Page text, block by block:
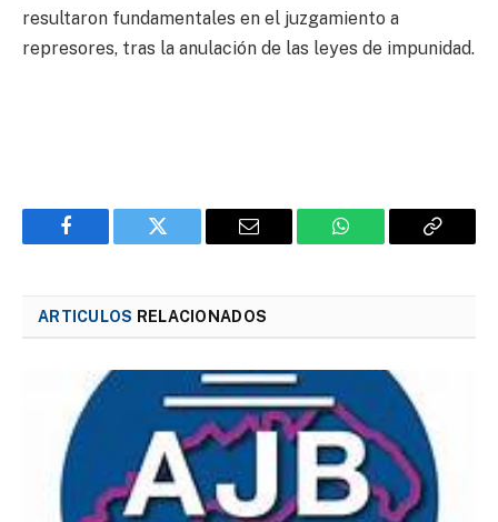
resultaron fundamentales en el juzgamiento a
represores, tras la anulación de las leyes de impunidad.
Facebook Twitter Email WhatsApp Copy
ARTICULOS RELACIONADOS